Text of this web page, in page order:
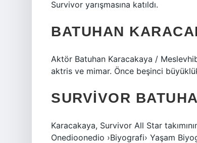
Survivor yarışmasına katıldı.
BATUHAN
Aktör Batuhan Karacakaya /
aktris ve mimar. Önce beşinci
SURVIVOR
Karacakaya, Survivor All Star
Onedioonedio ›Biyografi› Yaşam